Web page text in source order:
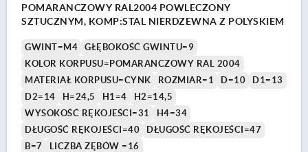
POMARANCZOWY RAL2004 POWLECZONY
SZTUCZNYM, KOMP:STAL NIERDZEWNA Z POLYSKIEM
GWINT=M4
GŁĘBOKOŚĆ GWINTU=9
KOLOR KORPUSU=POMARANCZOWY RAL 2004
MATERIAŁ KORPUSU=CYNK
ROZMIAR=1 D=10
D1=13
D2=14
H=24,5 H1=4
H2=14,5
WYSOKOŚĆ RĘKOJEŚCI=31
H4=34
DŁUGOŚĆ RĘKOJEŚCI=40
DŁUGOŚĆ RĘKOJEŚCI=47
B=7
LICZBA ZĘBÓW =16